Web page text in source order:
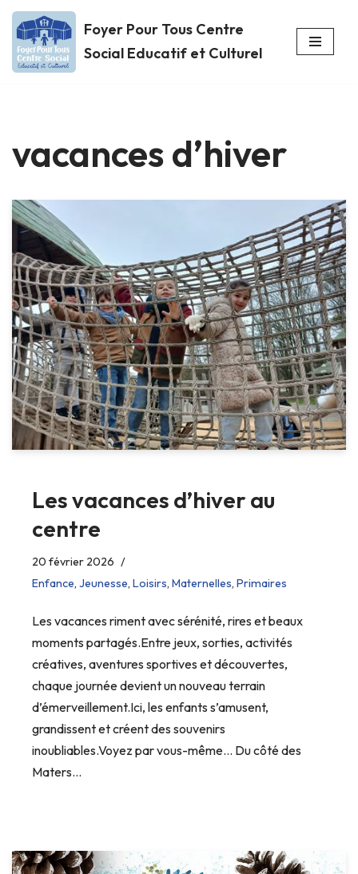
Aller
au
Foyer Pour Tous Centre
Social Educatif et Culturel
vacances d’hiver
Les vacances d’hiver au
centre
20 février 2026
Enfance, Jeunesse, Loisirs, Maternelles, Primaires
Les vacances riment avec sérénité, rires et beaux
moments partagés.Entre jeux, sorties, activités
créatives, aventures sportives et découvertes,
chaque journée devient un nouveau terrain
d’émerveillement.Ici, les enfants s’amusent,
grandissent et créent des souvenirs
inoubliables.Voyez par vous-même… Du côté des
Maters…